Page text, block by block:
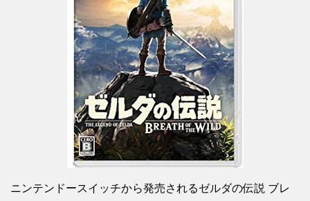
ニンテンドースイッチから発売されるゼルダの伝説 ブレ